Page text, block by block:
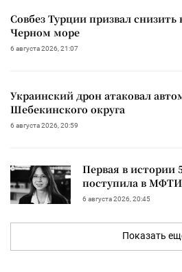
Совбез Турции призвал
Черном море
6 августа 2026, 21:07
Украинский дрон атаковал
Шебекинского округа
6 августа 2026, 20:59
Первая в истории
поступила в МФТИ
6 августа 2026, 20:45
Показать